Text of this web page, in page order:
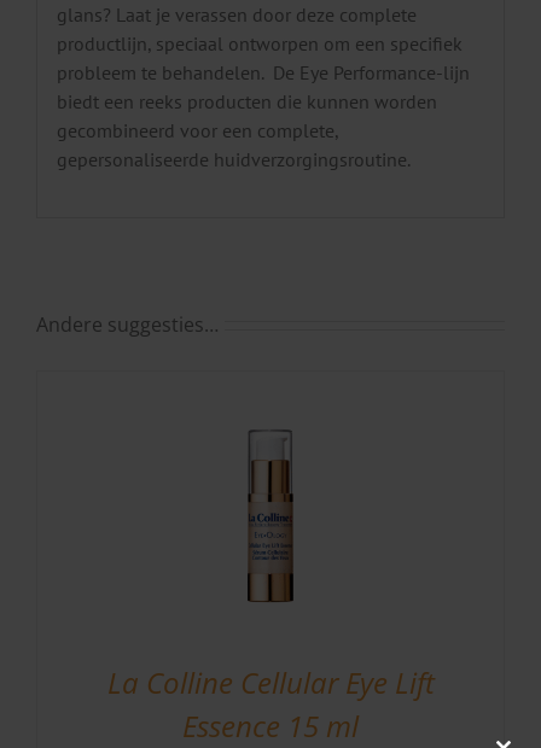
glans? Laat je verassen door deze complete
productlijn, speciaal ontworpen om een ​​specifiek
probleem te behandelen. De Eye Performance-lijn
biedt een reeks producten die kunnen worden
gecombineerd voor een complete,
gepersonaliseerde huidverzorgingsroutine.
Andere suggesties…
La Colline Cellular Eye Lift
Essence 15 ml